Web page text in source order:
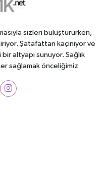
sizleri buluştururken,
Şatafattan kaçınıyor ve
altyapı sunuyor. Sağlık
sağlamak önceliğimiz